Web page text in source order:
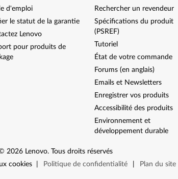
d'emploi
le statut de la garantie
Lenovo
pour produits de
Rechercher un revendeur
Spécifications du produit
(PSREF)
Tutoriel
État de votre commande
Forums (en anglais)
Emails et Newsletters
Enregistrer vos produits
Accessibilité des produits
Environnement et
développement durable
2026 Lenovo. Tous droits réservés
cookies Politique de confidentialité Plan du site